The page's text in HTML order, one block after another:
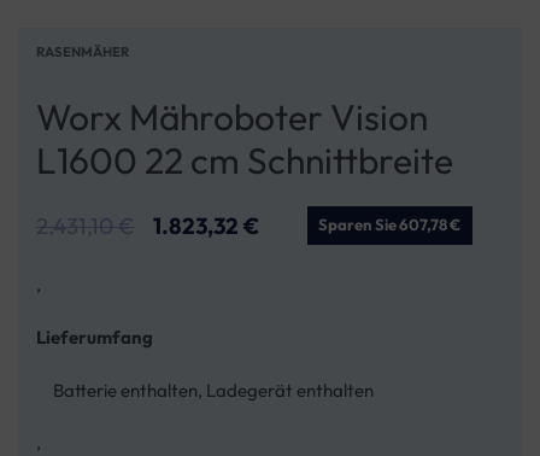
RASENMÄHER
Worx Mähroboter Vision
L1600 22 cm Schnittbreite
2.431,10€ 1.823,32 € Sparen Sie 607,78 €
,
Lieferumfang
Batterie enthalten, Ladegerät enthalten
,